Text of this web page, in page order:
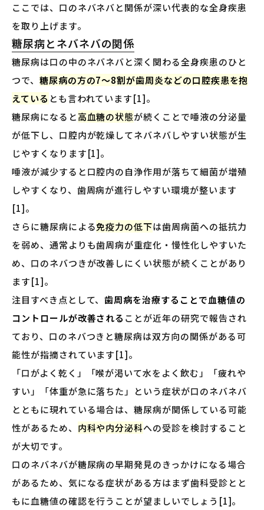
ここでは、口のネバネバと関係が深い代表的な全身疾患
を取り上げます。
糖尿病とネバネバの関係
糖尿病は口の中のネバネバと深く関わる全身疾患のひと
つで、 糖尿病の方の7〜8割が歯周炎などの口腔疾患を抱
えている とも言われています[1]。
糖尿病になると高血糖の状態が続くことで唾液の分泌量
が低下し、口腔内が乾燥してネバネバしやすい状態が生
じやすくなります[1]。
唾液が減少すると口腔内の自浄作用が落ちて細菌が増殖
しやすくなり、歯周病が進行しやすい環境が整います
[1]。
さらに糖尿病による免疫力の低下は歯周病菌への抵抗力
を弱め、通常よりも歯周病が重症化・慢性化しやすいた
め、口のネバつきが改善しにくい状態が続くことがあり
ます[1]。
注目すべき点として、歯周病を治療することで血糖値の
コントロールが改善される ことが近年の研究で報告され
ており、口のネバつきと糖尿病は双方向の関係がある可
能性が指摘されています[1]。
「口がよく乾く」「喉が渇いて水をよく飲む」「疲れや
すい」「体重が急に落ちた」という症状が口のネバネバ
とともに現れている場合は、糖尿病が関係している可能
性があるため、 内科や内分泌科への受診を検討すること
が大切です。
口のネバネバが糖尿病の早期発見のきっかけになる場合
があるため、気になる症状がある方はまず歯科受診とと
もに血糖値の確認を行うことが望ましいでしょう[1]。